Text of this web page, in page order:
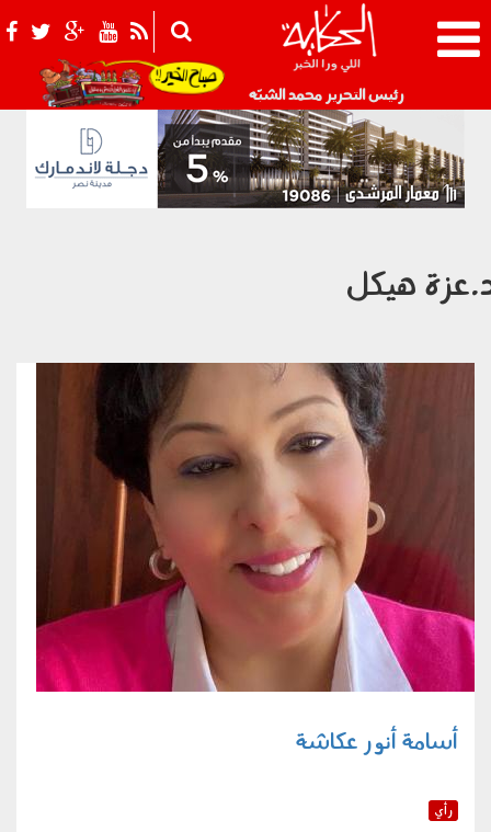
رئيس التحرير محمد الشبّه 021_2.png
هيكل
أسامة أنور عكاشة
رأي